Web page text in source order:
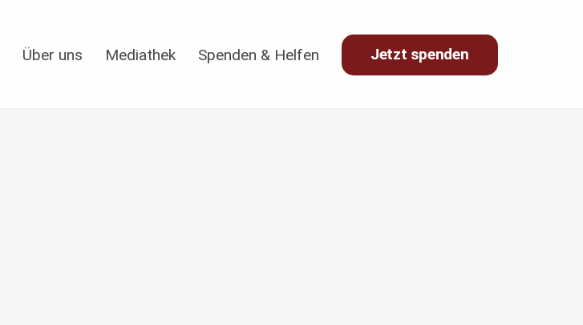
Über uns Mediathek Spenden & Helfen Jetzt spenden